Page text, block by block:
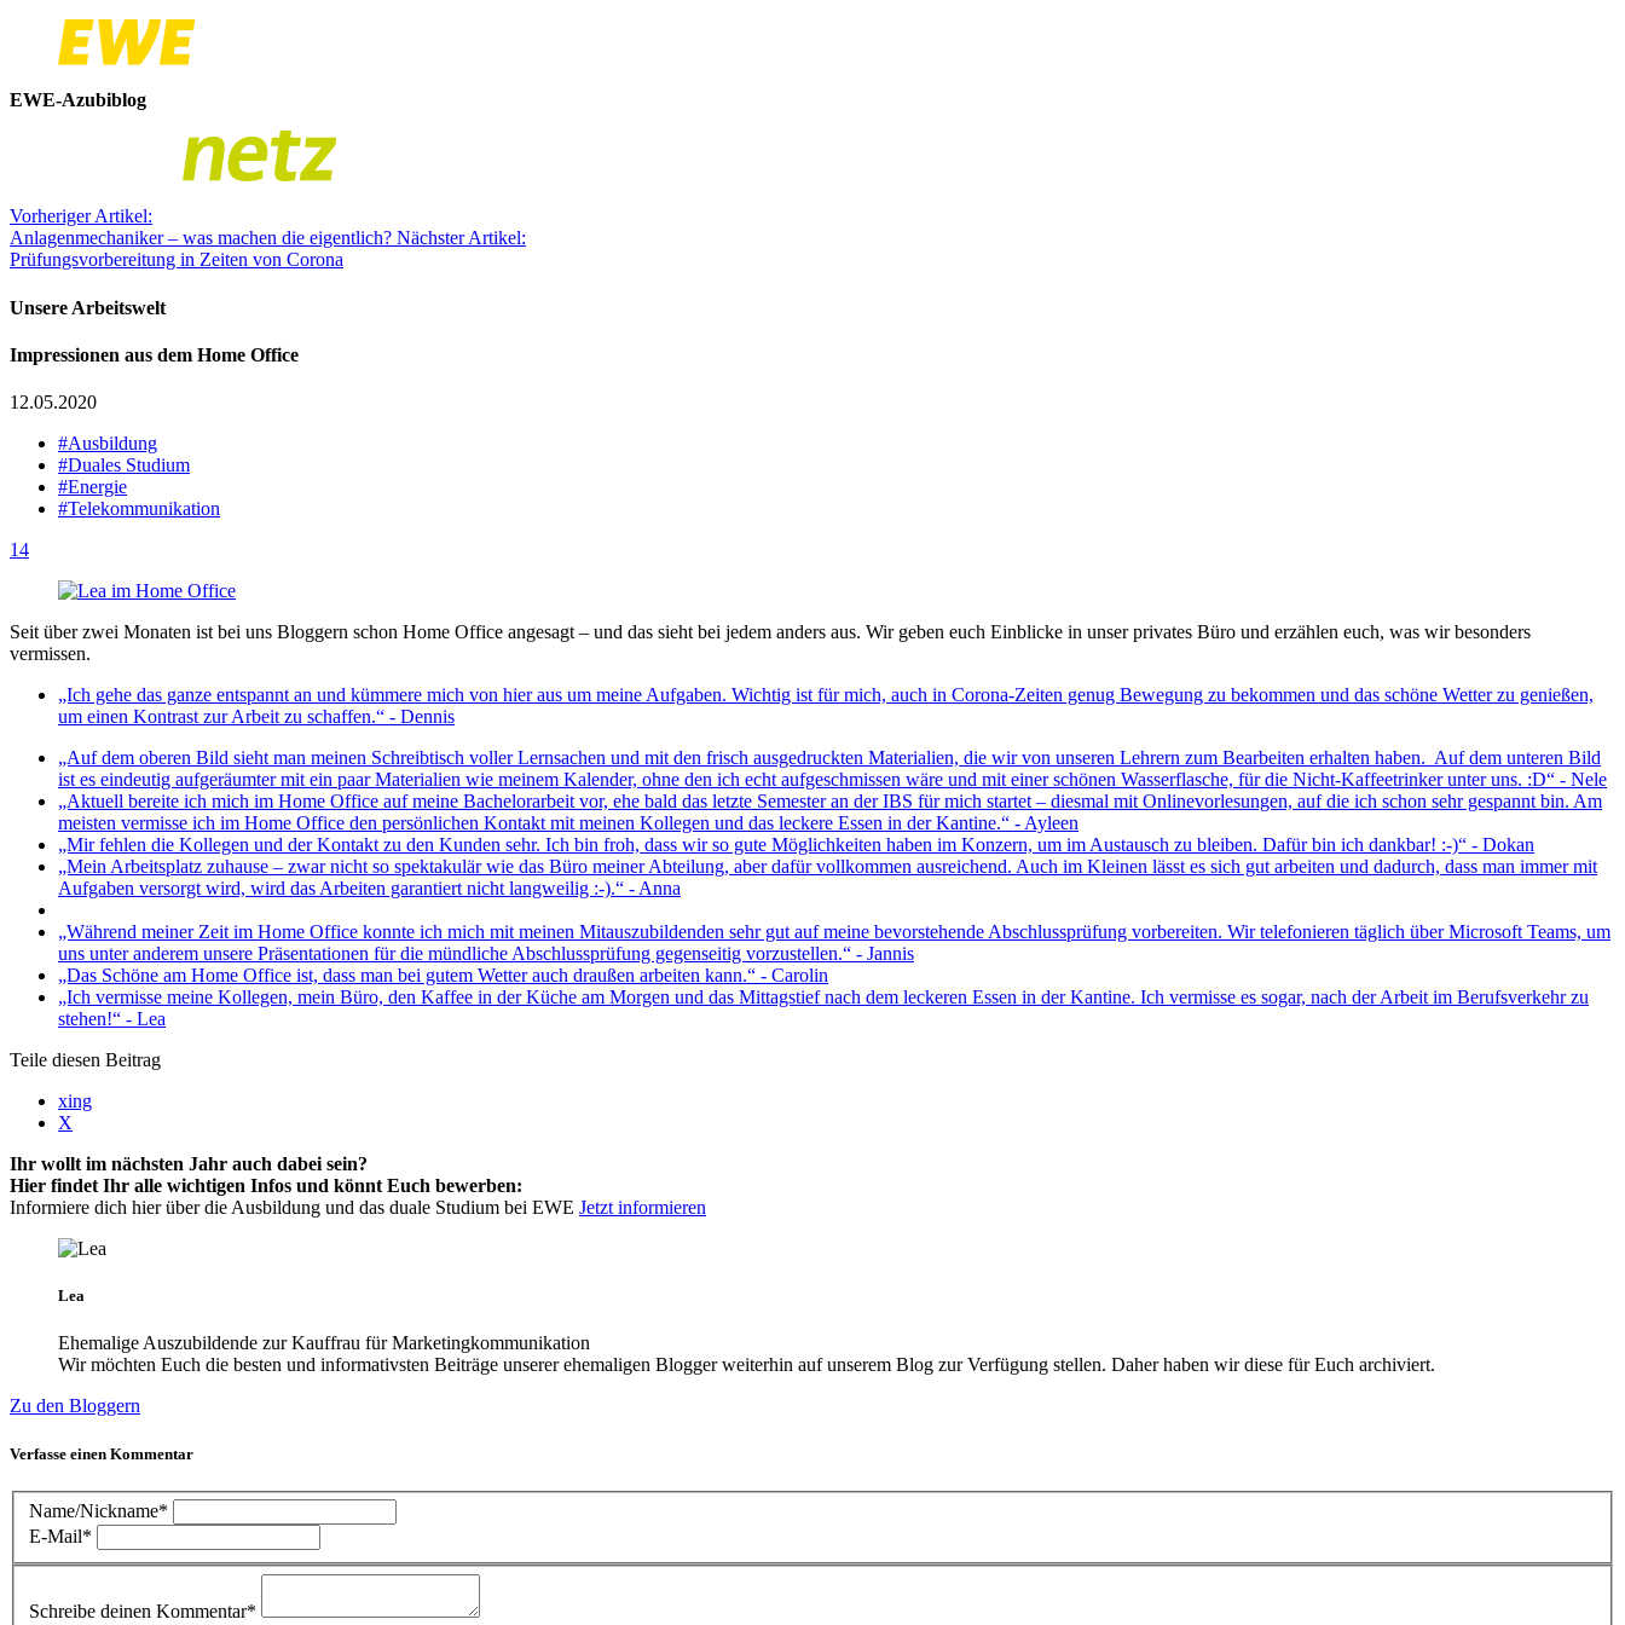
EWE-Azubiblog
Vorheriger Artikel:
Anlagenmechaniker – was machen die eigentlich? Nächster Artikel:
Prüfungsvorbereitung in Zeiten von Corona
Unsere Arbeitswelt
Impressionen aus dem Home Office
12.05.2020
#Ausbildung
#Duales Studium
#Energie
#Telekommunikation
14
Seit über zwei Monaten ist bei uns Bloggern schon Home Office angesagt – und das sieht bei jedem anders aus. Wir geben euch Einblicke in unser privates Büro und erzählen euch, was wir besonders
vermissen.
„Ich gehe das ganze entspannt an und kümmere mich von hier aus um meine Aufgaben. Wichtig ist für mich, auch in Corona-Zeiten genug Bewegung zu bekommen und das schöne Wetter zu genießen,
um einen Kontrast zur Arbeit zu schaffen.“ - Dennis
„Auf dem oberen Bild sieht man meinen Schreibtisch voller Lernsachen und mit den frisch ausgedruckten Materialien, die wir von unseren Lehrern zum Bearbeiten erhalten haben. Auf dem unteren Bild
ist es eindeutig aufgeräumter mit ein paar Materialien wie meinem Kalender, ohne den ich echt aufgeschmissen wäre und mit einer schönen Wasserflasche, für die Nicht-Kaffeetrinker unter uns. :D“ - Nele
„Aktuell bereite ich mich im Home Office auf meine Bachelorarbeit vor, ehe bald das letzte Semester an der IBS für mich startet – diesmal mit Onlinevorlesungen, auf die ich schon sehr gespannt bin. Am
meisten vermisse ich im Home Office den persönlichen Kontakt mit meinen Kollegen und das leckere Essen in der Kantine.“ - Ayleen
„Mir fehlen die Kollegen und der Kontakt zu den Kunden sehr. Ich bin froh, dass wir so gute Möglichkeiten haben im Konzern, um im Austausch zu bleiben. Dafür bin ich dankbar! :-)“ - Dokan
„Mein Arbeitsplatz zuhause – zwar nicht so spektakulär wie das Büro meiner Abteilung, aber dafür vollkommen ausreichend. Auch im Kleinen lässt es sich gut arbeiten und dadurch, dass man immer mit
Aufgaben versorgt wird, wird das Arbeiten garantiert nicht langweilig :-).“ - Anna
„Während meiner Zeit im Home Office konnte ich mich mit meinen Mitauszubildenden sehr gut auf meine bevorstehende Abschlussprüfung vorbereiten. Wir telefonieren täglich über Microsoft Teams, um
uns unter anderem unsere Präsentationen für die mündliche Abschlussprüfung gegenseitig vorzustellen.“ - Jannis
„Das Schöne am Home Office ist, dass man bei gutem Wetter auch draußen arbeiten kann.“ - Carolin
„Ich vermisse meine Kollegen, mein Büro, den Kaffee in der Küche am Morgen und das Mittagstief nach dem leckeren Essen in der Kantine. Ich vermisse es sogar, nach der Arbeit im Berufsverkehr zu
stehen!“ - Lea
Teile diesen Beitrag
xing
X
Ihr wollt im nächsten Jahr auch dabei sein?
Hier findet Ihr alle wichtigen Infos und könnt Euch bewerben:
Informiere dich hier über die Ausbildung und das duale Studium bei EWE Jetzt informieren
Lea
Ehemalige Auszubildende zur Kauffrau für Marketingkommunikation
Wir möchten Euch die besten und informativsten Beiträge unserer ehemaligen Blogger weiterhin auf unserem Blog zur Verfügung stellen. Daher haben wir diese für Euch archiviert.
Zu den Bloggern
Verfasse einen Kommentar
Name/Nickname*
E-Mail*
Schreibe deinen Kommentar*